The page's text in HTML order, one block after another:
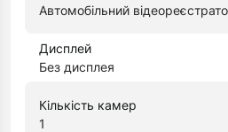
Автомобільний
Дисплей
Без дисплея
Кількість камер
1